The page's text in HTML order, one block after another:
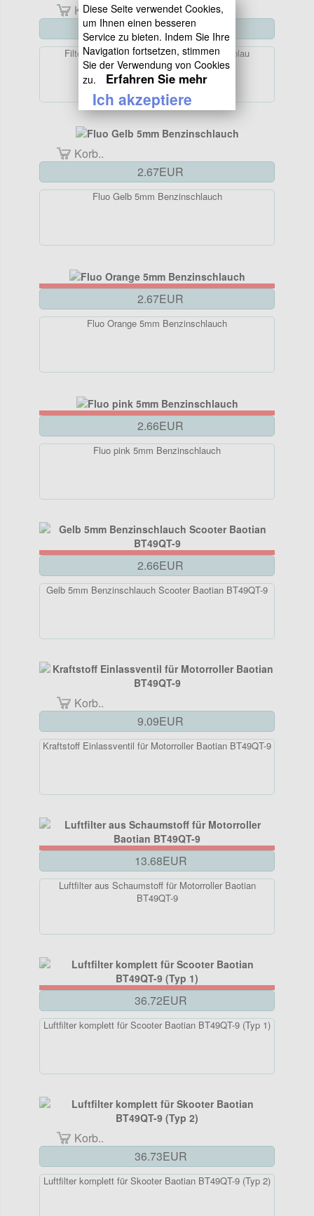
Korb..
6.34EUR
Filter Qualitätsprodukt zerlegbar, (Typ 1 ) blau
Korb..
2.67EUR
Fluo Gelb 5mm Benzinschlauch
2.67EUR
Fluo Orange 5mm Benzinschlauch
2.66EUR
Fluo pink 5mm Benzinschlauch
2.66EUR
Gelb 5mm Benzinschlauch Scooter Baotian BT49QT-9
Korb..
9.09EUR
Kraftstoff Einlassventil für Motorroller Baotian BT49QT-9
13.68EUR
Luftfilter aus Schaumstoff für Motorroller Baotian
BT49QT-9
36.72EUR
Luftfilter komplett für Scooter Baotian BT49QT-9 (Typ 1)
Korb..
36.73EUR
Luftfilter komplett für Skooter Baotian BT49QT-9 (Typ 2)
Diese Seite verwendet Cookies,
um Ihnen einen besseren
Service zu bieten. Indem Sie Ihre
Navigation fortsetzen, stimmen
Sie der Verwendung von Cookies
zu.
Erfahren Sie mehr
Ich akzeptiere